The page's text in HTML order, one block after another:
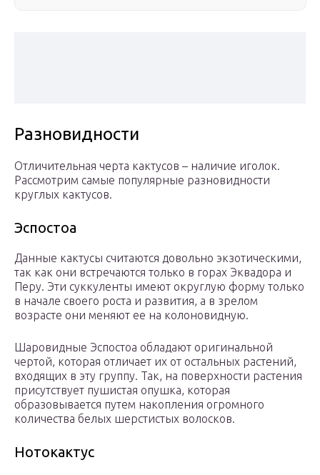
Разновидности
Отличительная черта кактусов – наличие иголок.
Рассмотрим самые популярные разновидности
круглых кактусов.
Эспостоа
Данные кактусы считаются довольно экзотическими,
так как они встречаются только в горах Эквадора и
Перу. Эти суккуленты имеют округлую форму только
в начале своего роста и развития, а в зрелом
возрасте они меняют ее на колоновидную.
Шаровидные Эспостоа обладают оригинальной
чертой, которая отличает их от остальных растений,
входящих в эту группу. Так, на поверхности растения
присутствует пушистая опушка, которая
образовывается путем накопления огромного
количества белых шерстистых волосков.
Нотокактус